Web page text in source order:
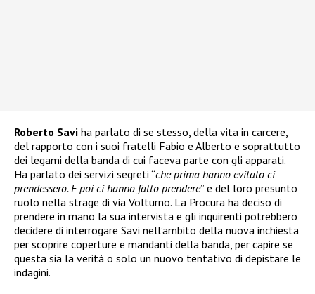
Roberto Savi ha parlato di se stesso, della vita in carcere,
del rapporto con i suoi fratelli Fabio e Alberto e soprattutto
dei legami della banda di cui faceva parte con gli apparati.
Ha parlato dei servizi segreti “che prima hanno evitato ci
prendessero. E poi ci hanno fatto prendere” e del loro presunto
ruolo nella strage di via Volturno. La Procura ha deciso di
prendere in mano la sua intervista e gli inquirenti potrebbero
decidere di interrogare Savi nell’ambito della nuova inchiesta
per scoprire coperture e mandanti della banda, per capire se
questa sia la verità o solo un nuovo tentativo di depistare le
indagini.